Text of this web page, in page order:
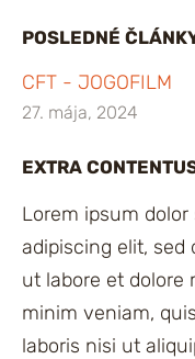
POSLEDNÉ
CFT - JOGOFILM
27. mája, 2024
EXTRA
Lorem ipsum
adipiscing elit,
ut labore et dolore
minim veniam,
laboris nisi ut